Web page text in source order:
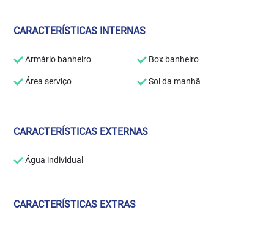
CARACTERÍSTICAS INTERNAS
Armário banheiro Box banheiro
Área serviço Sol da manhã
CARACTERÍSTICAS EXTERNAS
Água individual
CARACTERÍSTICAS EXTRAS